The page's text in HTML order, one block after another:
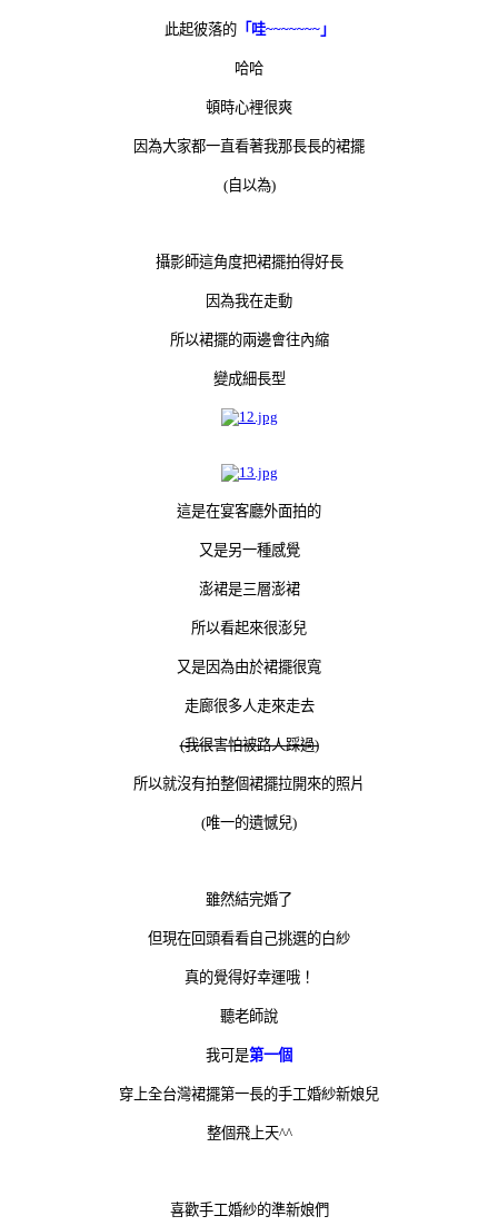
此起彼落的「哇~~~~~~~」
哈哈
頓時心裡很爽
因為大家都一直看著我那長長的裙擺
(自以為)
攝影師這角度把裙擺拍得好長
因為我在走動
所以裙擺的兩邊會往內縮
變成細長型
這是在宴客廳外面拍的
又是另一種感覺
澎裙是三層澎裙
所以看起來很澎兒
又是因為由於裙擺很寬
走廊很多人走來走去
(我很害怕被路人踩過)
所以就沒有拍整個裙擺拉開來的照片
(唯一的遺憾兒)
雖然結完婚了
但現在回頭看看自己挑選的白紗
真的覺得好幸運哦！
聽老師說
我可是第一個
穿上全台灣裙擺第一長的手工婚紗新娘兒
整個飛上天^^
喜歡手工婚紗的準新娘們